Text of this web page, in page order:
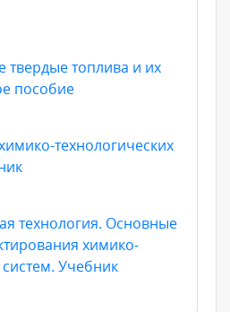
твердые топлива и их
пособие
технологических
технология. Основные
химико-
Учебник